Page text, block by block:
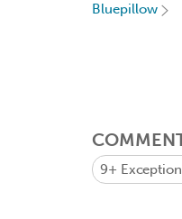
Bluepillow
9+